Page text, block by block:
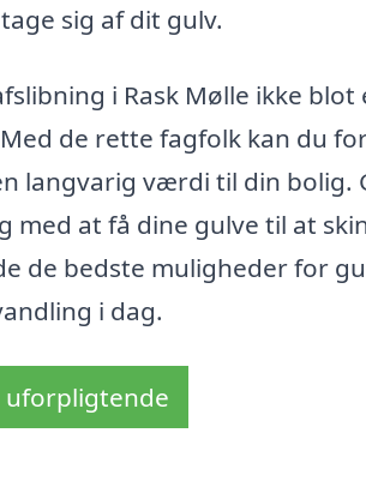
sig af dit gulv.
i Rask Mølle ikke
de rette fagfolk kan du
langvarig værdi til din bolig.
at få dine gulve til at
de bedste muligheder for
i dag.
uforpligtende